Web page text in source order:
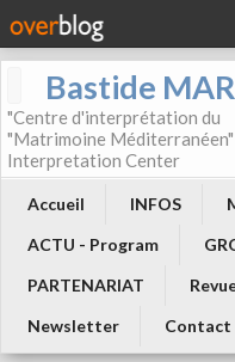
Bastide
"Centre d'interprétation du
"Matrimoine
Interpretation Center
Accueil INFOS
ACTU - Program
PARTENARIAT
Newsletter
Contact